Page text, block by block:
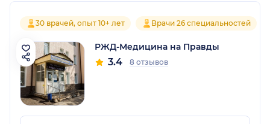
30 врачей, опыт 10+ лет Врачи 26 специальностей
РЖД-Медицина на Правды
3.4 8 отзывов